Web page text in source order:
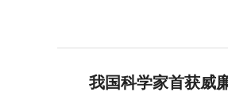
我国科学家首获威